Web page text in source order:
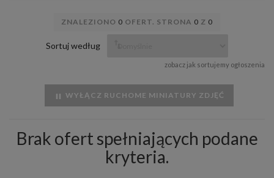
ZNALEZIONO 0 OFERT. STRONA 0 Z 0
Sortuj według
zobacz jak sortujemy ogłoszenia
WYŁĄCZ RUCHOME MINIATURY ZDJĘĆ
Brak ofert spełniających podane
kryteria.